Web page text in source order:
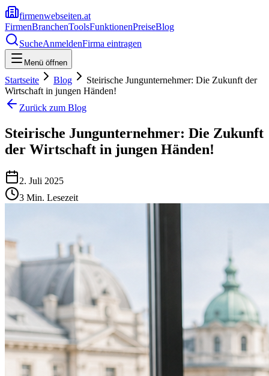
firmenwebseiten.at
FirmenBranchenToolsFunktionenPreiseBlog
SucheAnmeldenFirma eintragen
Menü öffnen
Startseite Blog
Steirische Jungunternehmer: Die Zukunft der
Wirtschaft in jungen Händen!
Zurück zum Blog
Steirische Jungunternehmer: Die Zukunft
der Wirtschaft in jungen Händen!
2. Juli 2025
3 Min. Lesezeit